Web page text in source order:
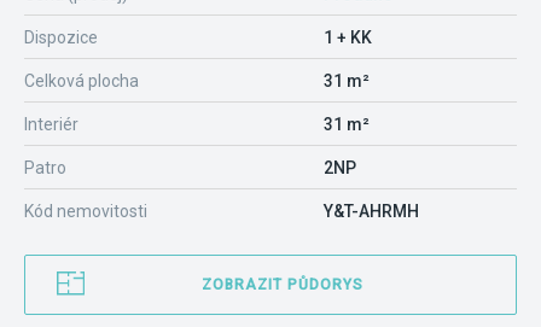
Dispozice 1 + KK
Celková plocha 31 m²
Interiér 31 m²
Patro 2NP
Kód nemovitosti Y&T-AHRMH
ZOBRAZIT PŮDORYS